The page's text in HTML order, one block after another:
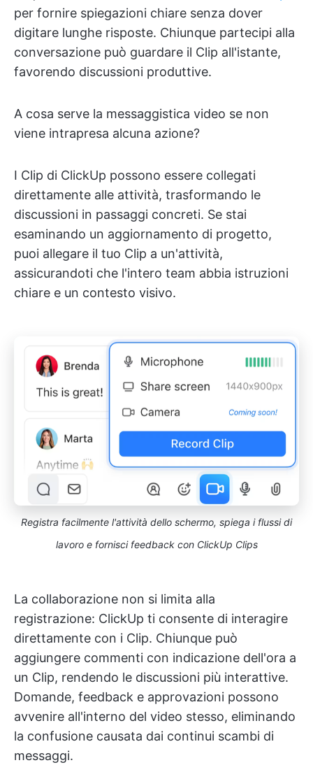
per fornire spiegazioni chiare senza dover
digitare lunghe risposte. Chiunque partecipi alla
conversazione può guardare il Clip all'istante,
favorendo discussioni produttive.
A cosa serve la messaggistica video se non
viene intrapresa alcuna azione?
I Clip di ClickUp possono essere collegati
direttamente alle attività, trasformando le
discussioni in passaggi concreti. Se stai
esaminando un aggiornamento di progetto,
puoi allegare il tuo Clip a un'attività,
assicurandoti che l'intero team abbia istruzioni
chiare e un contesto visivo.
Registra facilmente l'attività dello schermo, spiega i flussi di
lavoro e fornisci feedback con ClickUp Clips
La collaborazione non si limita alla
registrazione: ClickUp ti consente di interagire
direttamente con i Clip. Chiunque può
aggiungere commenti con indicazione dell'ora a
un Clip, rendendo le discussioni più interattive.
Domande, feedback e approvazioni possono
avvenire all'interno del video stesso, eliminando
la confusione causata dai continui scambi di
messaggi.